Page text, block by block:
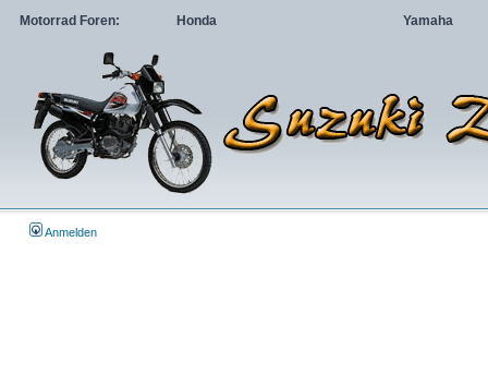
Motorrad Foren: Honda Yamaha
Anmelden